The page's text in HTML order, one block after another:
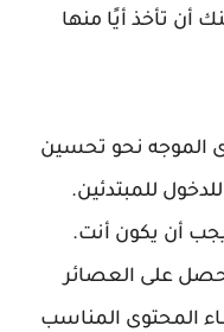
أن تأخذ أيًا منها
الموجه نحو تحسين
للمبتدئين.
أن يكون أنت.
على العصائر
المحتوى المناسب